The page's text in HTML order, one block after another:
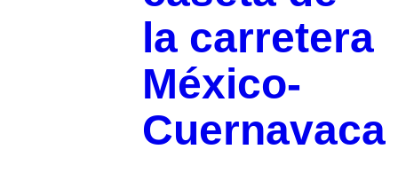
la carretera
México-
Cuernavaca